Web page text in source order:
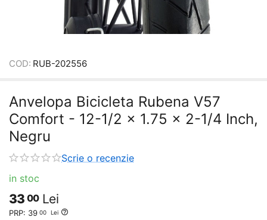
COD: RUB-202556
Anvelopa Bicicleta Rubena V57
Comfort - 12-1/2 x 1.75 x 2-1/4 Inch,
Negru
Scrie o recenzie
in stoc
33 00 Lei
PRP: 39 00 Lei